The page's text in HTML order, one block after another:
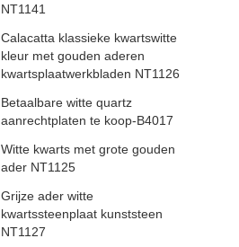
NT1141
Calacatta klassieke kwartswitte
kleur met gouden aderen
kwartsplaatwerkbladen NT1126
Betaalbare witte quartz
aanrechtplaten te koop-B4017
Witte kwarts met grote gouden
ader NT1125
Grijze ader witte
kwartssteenplaat kunststeen
NT1127